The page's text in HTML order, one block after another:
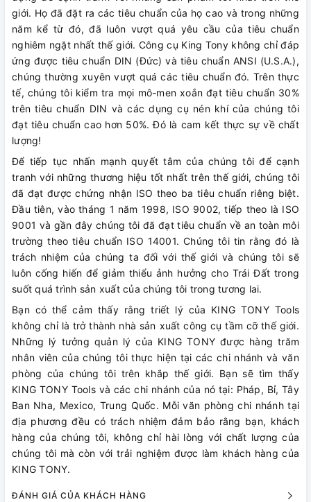
giới. Họ đã đặt ra các tiêu chuẩn của họ cao và trong những
năm kể từ đó, đã luôn vượt quá yêu cầu của tiêu chuẩn
nghiêm ngặt nhất thế giới. Công cụ King Tony không chỉ đáp
ứng được tiêu chuẩn DIN (Đức) và tiêu chuẩn ANSI (U.S.A.),
chúng thường xuyên vượt quá các tiêu chuẩn đó. Trên thực
tế, chúng tôi kiểm tra mọi mô-men xoắn đạt tiêu chuẩn 30%
trên tiêu chuẩn DIN và các dụng cụ nén khí của chúng tôi
đạt tiêu chuẩn cao hơn 50%. Đó là cam kết thực sự về chất
lượng!
Để tiếp tục nhấn mạnh quyết tâm của chúng tôi để cạnh
tranh với những thương hiệu tốt nhất trên thế giới, chúng tôi
đã đạt được chứng nhận ISO theo ba tiêu chuẩn riêng biệt.
Đầu tiên, vào tháng 1 năm 1998, ISO 9002, tiếp theo là ISO
9001 và gần đây chúng tôi đã đạt tiêu chuẩn về an toàn môi
trường theo tiêu chuẩn ISO 14001. Chúng tôi tin rằng đó là
trách nhiệm của chúng ta đối với thế giới và chúng tôi sẽ
luôn cống hiến để giảm thiểu ảnh hưởng cho Trái Đất trong
suốt quá trình sản xuất của chúng tôi trong tương lai.
Bạn có thể cảm thấy rằng triết lý của KING TONY Tools
không chỉ là trở thành nhà sản xuất công cụ tầm cỡ thế giới.
Những lý tưởng quản lý của KING TONY được hàng trăm
nhân viên của chúng tôi thực hiện tại các chi nhánh và văn
phòng của chúng tôi trên khắp thế giới. Bạn sẽ tìm thấy
KING TONY Tools và các chi nhánh của nó tại: Pháp, Bỉ, Tây
Ban Nha, Mexico, Trung Quốc. Mỗi văn phòng chi nhánh tại
địa phương đều có trách nhiệm đảm bảo rằng bạn, khách
hàng của chúng tôi, không chỉ hài lòng với chất lượng của
chúng tôi mà còn với trải nghiệm được làm khách hàng của
KING TONY.
ĐÁNH GIÁ CỦA KHÁCH HÀNG